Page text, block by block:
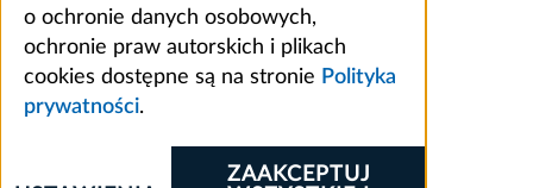
o ochronie danych osobowych,
ochronie praw autorskich i plikach
cookies dostępne są na stronie Polityka
prywatności.
ZAAKCEPTUJ